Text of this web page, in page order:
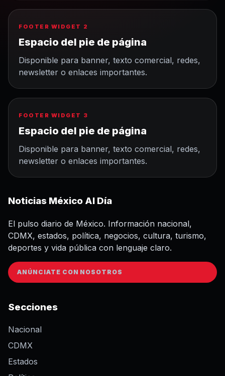
FOOTER WIDGET 2
Espacio del pie de página
Disponible para banner, texto comercial, redes,
newsletter o enlaces importantes.
FOOTER WIDGET 3
Espacio del pie de página
Disponible para banner, texto comercial, redes,
newsletter o enlaces importantes.
Noticias México Al Día
El pulso diario de México. Información nacional,
CDMX, estados, política, negocios, cultura, turismo,
deportes y vida pública con lenguaje claro.
ANÚNCIATE CON NOSOTROS
Secciones
Nacional
CDMX
Estados